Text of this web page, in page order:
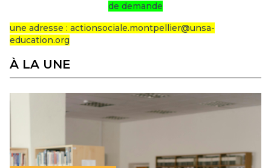
de demande
une adresse : actionsociale.montpellier@unsa-
education.org
À LA UNE